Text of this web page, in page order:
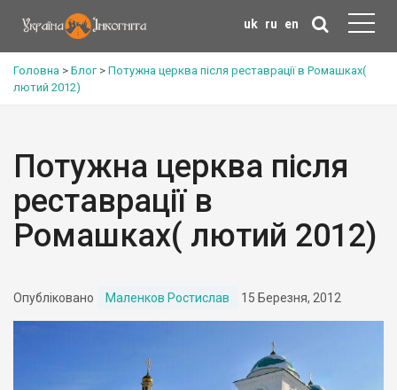
uk ru en
Головна > Блог> Потужна церква після реставрації в Ромашках(
лютий 2012)
Потужна церква після
реставрації в
Ромашках( лютий 2012)
Опубліковано Маленков Ростислав 15 Березня, 2012